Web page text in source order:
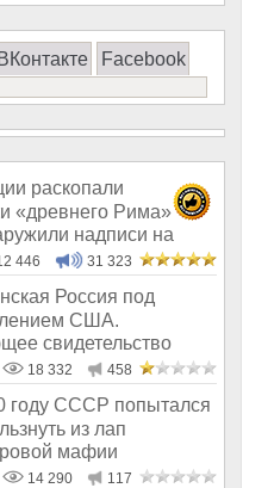
ВКонтакте Facebook
раскопали
«древнего Рима»
надписи на
446 31 323
Россия под
США.
свидетельство
вице-премьера
18 332 458
году СССР попытался
из лап
мафии
14 290 117